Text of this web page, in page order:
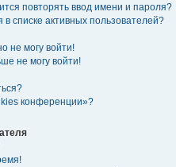
повторять ввод имени и пароля?
списке активных пользователей?
не могу войти!
не могу войти!
конференции»?